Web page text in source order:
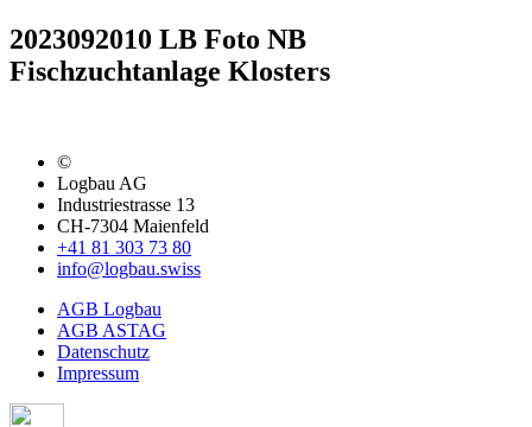
2023092010 LB Foto NB
Fischzuchtanlage Klosters
©
Logbau AG
Industriestrasse 13
CH-7304 Maienfeld
+41 81 303 73 80
info@logbau.swiss
AGB Logbau
AGB ASTAG
Datenschutz
Impressum